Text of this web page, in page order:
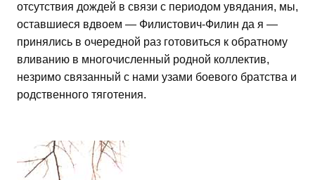
отсутствия дождей в связи с периодом увядания, мы,
оставшиеся вдвоем — Филистович-Филин да я —
принялись в очередной раз готовиться к обратному
вливанию в многочисленный родной коллектив,
незримо связанный с нами узами боевого братства и
родственного тяготения.